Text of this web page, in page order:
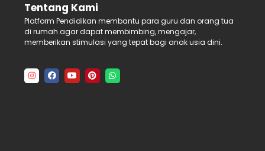
Tentang Kami
Platform Pendidikan membantu para guru dan orang tua
di rumah agar dapat membimbing, mengajar,
memberikan stimulasi yang tepat bagi anak usia dini.